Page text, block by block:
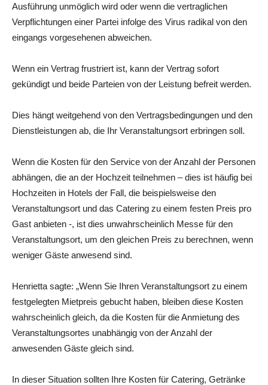
Ausführung unmöglich wird oder wenn die vertraglichen
Verpflichtungen einer Partei infolge des Virus radikal von den
eingangs vorgesehenen abweichen.
Wenn ein Vertrag frustriert ist, kann der Vertrag sofort
gekündigt und beide Parteien von der Leistung befreit werden.
Dies hängt weitgehend von den Vertragsbedingungen und den
Dienstleistungen ab, die Ihr Veranstaltungsort erbringen soll.
Wenn die Kosten für den Service von der Anzahl der Personen
abhängen, die an der Hochzeit teilnehmen – dies ist häufig bei
Hochzeiten in Hotels der Fall, die beispielsweise den
Veranstaltungsort und das Catering zu einem festen Preis pro
Gast anbieten -, ist dies unwahrscheinlich Messe für den
Veranstaltungsort, um den gleichen Preis zu berechnen, wenn
weniger Gäste anwesend sind.
Henrietta sagte: „Wenn Sie Ihren Veranstaltungsort zu einem
festgelegten Mietpreis gebucht haben, bleiben diese Kosten
wahrscheinlich gleich, da die Kosten für die Anmietung des
Veranstaltungsortes unabhängig von der Anzahl der
anwesenden Gäste gleich sind.
In dieser Situation sollten Ihre Kosten für Catering, Getränke